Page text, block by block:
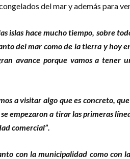
del mar y además para
islas hace mucho tiempo, sobre
del mar como de la tierra y hoy
avance porque vamos a tener
a visitar algo que es concreto,
empezaron a tirar las primeras
comercial”.
con la municipalidad como con